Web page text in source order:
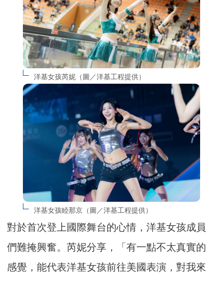
洋基女孩芮妮（圖／洋基工程提供）
洋基女孩睦那京（圖／洋基工程提供）
對於首次登上國際舞台的心情，洋基女孩成員
們難掩興奮。芮妮分享，「有一點不太真實的
感覺，能代表洋基女孩前往美國表演，對我來